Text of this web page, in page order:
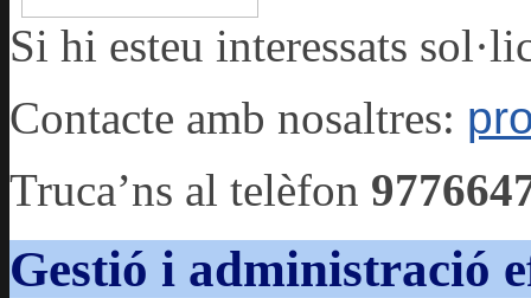
Si hi esteu interessats
Contacte amb nosaltres:
Truca’ns al telèfon
Gestió i administració